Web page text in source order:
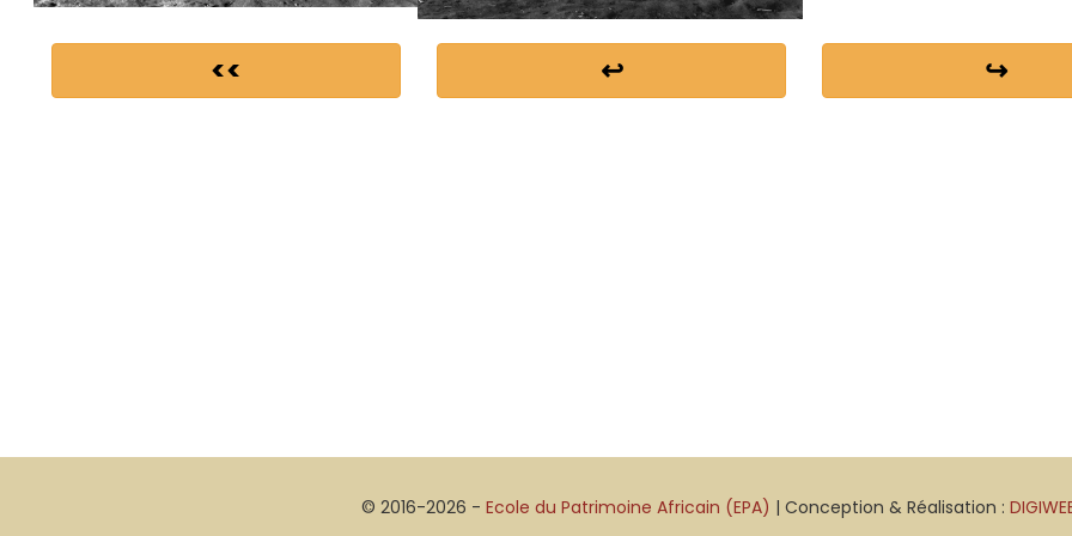
<< ↩ ↪
© 2016-2026 - Ecole du Patrimoine Africain (EPA) | Conception & Réalisation :